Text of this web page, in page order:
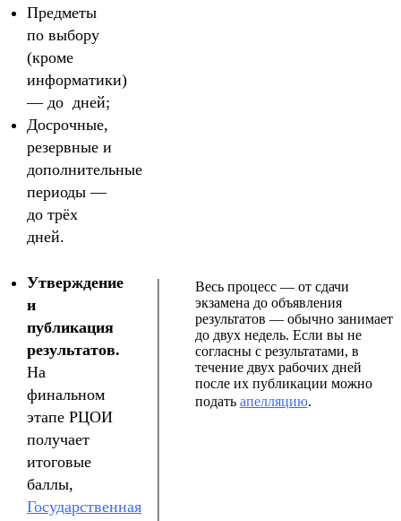
Предметы
по выбору
(кроме
информатики)
— до дней;
Досрочные,
резервные и
дополнительные
периоды —
до трёх
дней.
Утверждение
и
публикация
результатов.
На
финальном
этапе РЦОИ
получает
итоговые
баллы,
Государственная
Весь процесс — от сдачи
экзамена до объявления
результатов — обычно занимает
до двух недель. Если вы не
согласны с результатами, в
течение двух рабочих дней
после их публикации можно
подать апелляцию.